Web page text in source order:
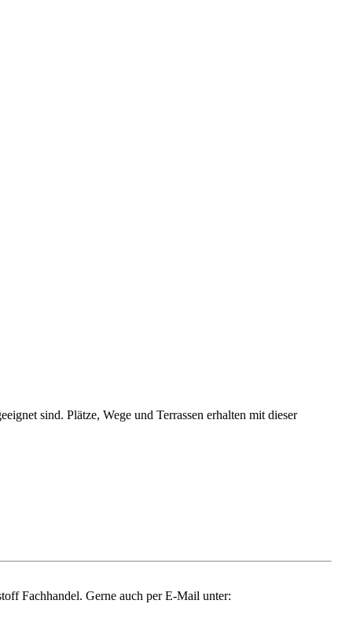
sind. Plätze, Wege und Terrassen erhalten mit dieser
Fachhandel. Gerne auch per E-Mail unter: